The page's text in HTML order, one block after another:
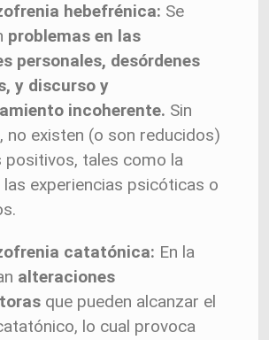
hebefrénica: Se
problemas en las
personales, desórdenes
y discurso y
incoherente. Sin
no existen (o son reducidos)
positivos, tales como la
las experiencias psicóticas o
catatónica: En la
alteraciones
que pueden alcanzar el
lo cual provoca